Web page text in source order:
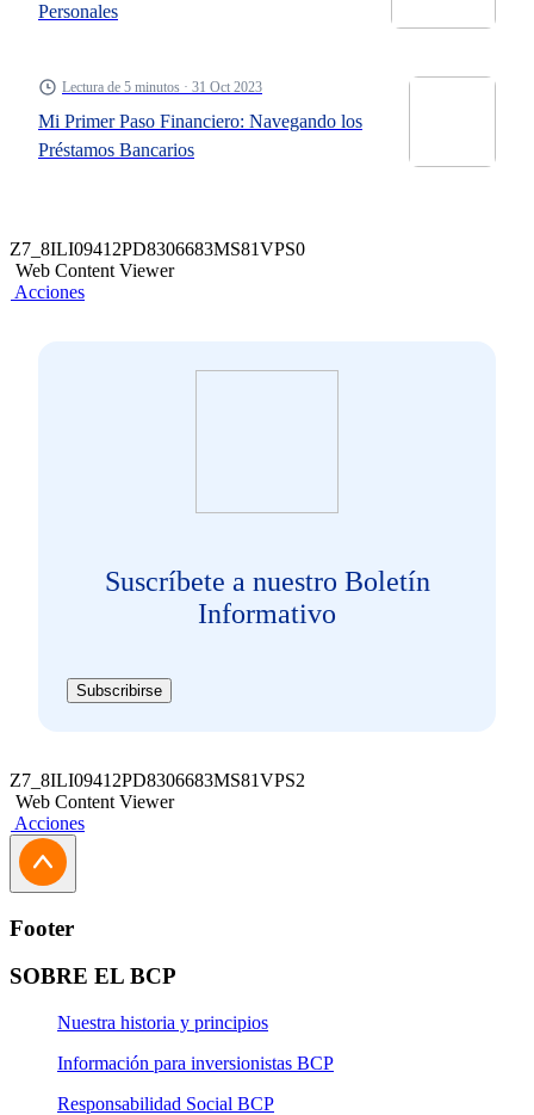
Personales
Mi Primer Paso Financiero: Navegando los
Préstamos Bancarios
Lectura de 5 minutos · 31 Oct 2023
Z7_8ILI09412PD8306683MS81VPS0
Web Content Viewer
Acciones
Suscríbete a nuestro Boletín
Informativo
Subscribirse
Z7_8ILI09412PD8306683MS81VPS2
Web Content Viewer
Acciones
Footer
SOBRE EL BCP
Nuestra historia y principios
Información para inversionistas BCP
Responsabilidad Social BCP